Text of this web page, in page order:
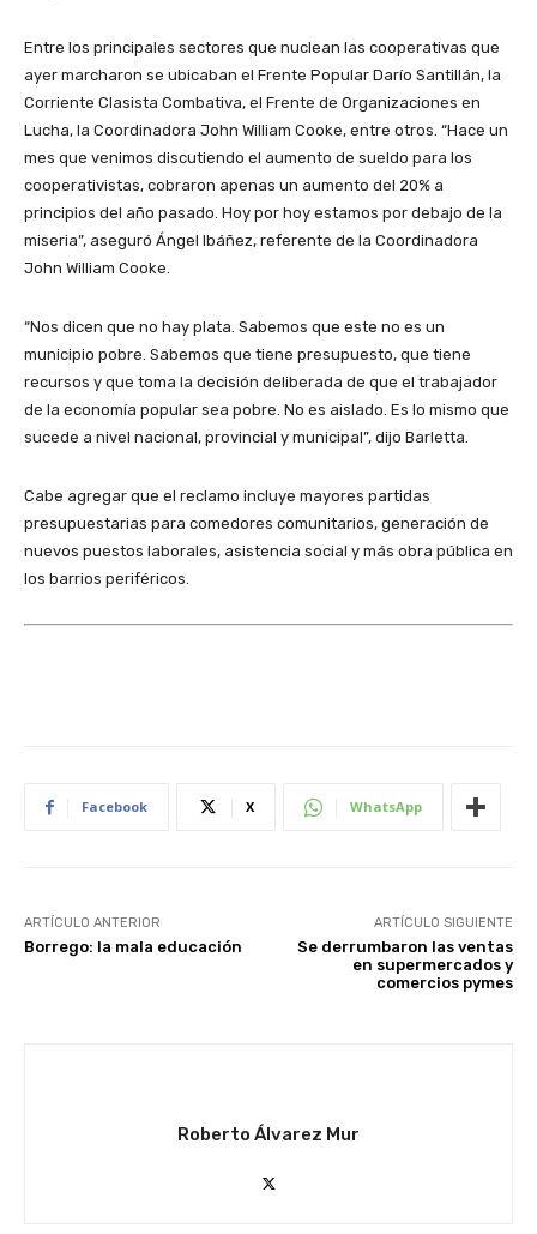
Entre los principales sectores que nuclean las cooperativas que
ayer marcharon se ubicaban el Frente Popular Darío Santillán, la
Corriente Clasista Combativa, el Frente de Organizaciones en
Lucha, la Coordinadora John William Cooke, entre otros. “Hace un
mes que venimos discutiendo el aumento de sueldo para los
cooperativistas, cobraron apenas un aumento del 20% a
principios del año pasado. Hoy por hoy estamos por debajo de la
miseria”, aseguró Ángel Ibáñez, referente de la Coordinadora
John William Cooke.
“Nos dicen que no hay plata. Sabemos que este no es un
municipio pobre. Sabemos que tiene presupuesto, que tiene
recursos y que toma la decisión deliberada de que el trabajador
de la economía popular sea pobre. No es aislado. Es lo mismo que
sucede a nivel nacional, provincial y municipal”, dijo Barletta.
Cabe agregar que el reclamo incluye mayores partidas
presupuestarias para comedores comunitarios, generación de
nuevos puestos laborales, asistencia social y más obra pública en
los barrios periféricos.
Facebook X WhatsApp
ARTÍCULO ANTERIOR
Borrego: la mala educación
ARTÍCULO SIGUIENTE
Se derrumbaron las ventas
en supermercados y
comercios pymes
Roberto Álvarez Mur